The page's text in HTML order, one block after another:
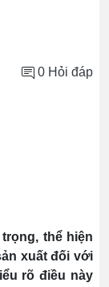
0 Hỏi đáp
thể hiện
xuất đối với
rõ điều này